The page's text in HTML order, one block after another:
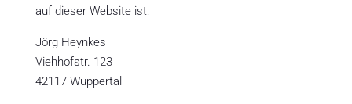
auf dieser Website ist:
Jörg Heynkes
Viehhofstr. 123
42117 Wuppertal